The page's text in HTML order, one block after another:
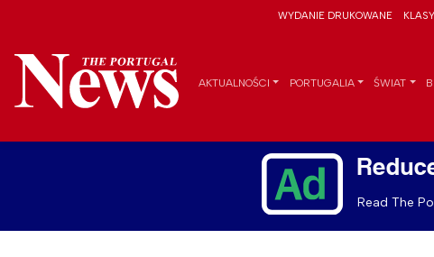
WYDANIE DRUKOWANE
AKTUALNOŚCI PORTUGALIA ŚWIAT
Read The